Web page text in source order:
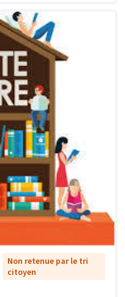
Non retenue par le tri
citoyen